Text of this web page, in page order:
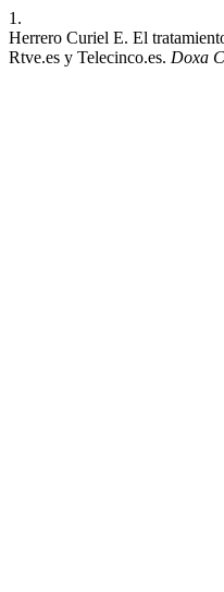
1.
Herrero Curiel E. El
Rtve.es y Telecinco.es. Doxa